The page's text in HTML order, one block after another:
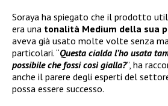
Soraya ha spiegato che il prodotto
era una tonalità Medium della sua
aveva già usato molte volte senza
particolari. “Questa cialda l’ho usata
possibile che fossi così gialla?”, ha
anche il parere degli esperti del
possa essere successo.